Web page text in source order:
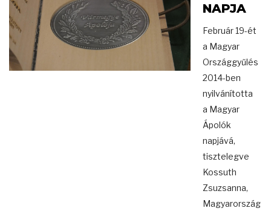
NAPJA
Február 19-ét
a Magyar
Országgyűlés
2014-ben
nyilvánította
a Magyar
Ápolók
napjává,
tisztelegve
Kossuth
Zsuzsanna,
Magyarország